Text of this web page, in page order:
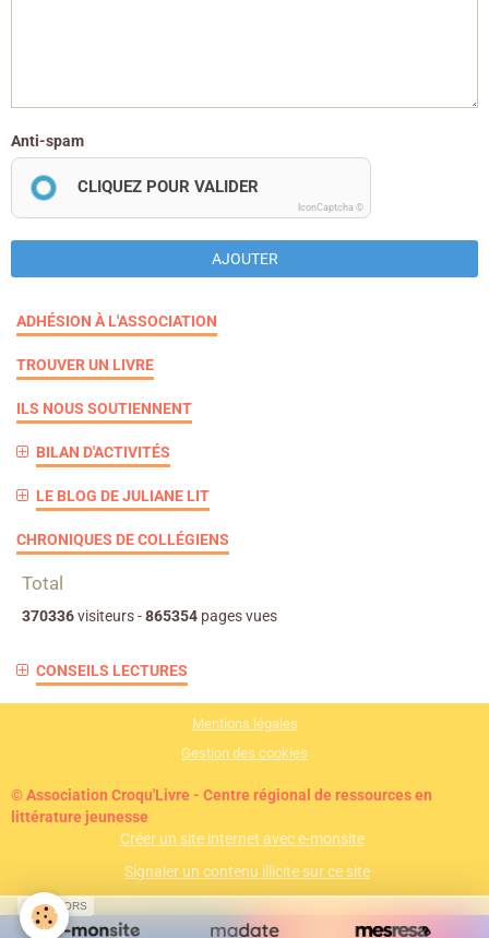
Anti-spam
CLIQUEZ POUR VALIDER
IconCaptcha ©
AJOUTER
ADHÉSION À L'ASSOCIATION
TROUVER UN LIVRE
ILS NOUS SOUTIENNENT
BILAN D'ACTIVITÉS
LE BLOG DE JULIANE LIT
CHRONIQUES DE COLLÉGIENS
Total
370336visiteurs -865354 pages vues
CONSEILS LECTURES
Mentions légales
Gestion des cookies
© Association Croqu'Livre - Centre régional de ressources en
littérature jeunesse
Créer un site internet avec e-monsite
Signaler un contenu illicite sur ce site
SPONSORS